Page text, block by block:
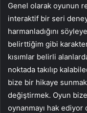
Genel olarak oyunun
interaktif bir seri
harmanladığını
belirttiğim gibi
kısımlar belirli
noktada takılıp
bize bir hikaye
değiştirmek. Oyun
oynanmayı hak